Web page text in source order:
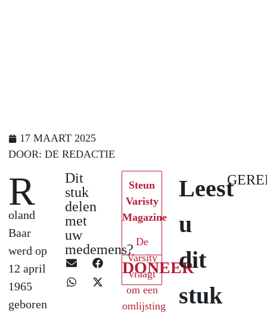
17 MAART 2025
DOOR: DE REDACTIE
R
oland
Baar
werd op
12 april
1965
geboren
Dit
stuk
delen
met
uw
medemens?
Steun
Varisty
Magazine
De
Varsity
vraagt
om een
omlijsting
DONEER
Leest
u
dit
stuk